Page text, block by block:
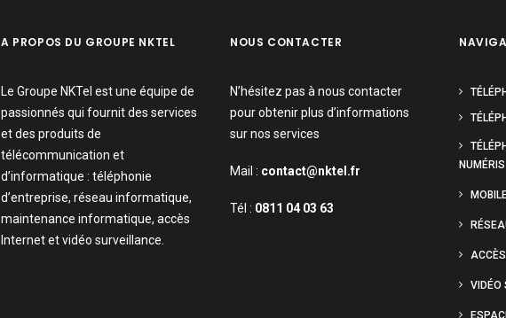
A PROPOS DU GROUPE NKTEL
Le Groupe NKTel est une équipe de
passionnés qui fournit des services
et des produits de
télécommunication et
d’informatique : téléphonie
d’entreprise, réseau informatique,
maintenance informatique, accès
Internet et vidéo surveillance.
NOUS CONTACTER
N’hésitez pas à nous contacter
pour obtenir plus d’informations
sur nos services
Mail : contact@nktel.fr
Tél : 0811 04 03 63
NUMÉRIS
VIDÉO